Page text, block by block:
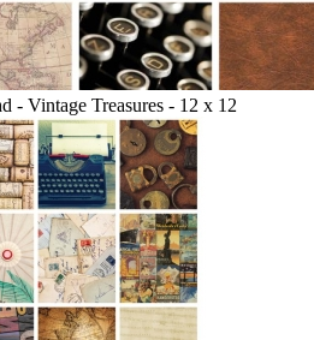
- Vintage Treasures - 12 x 12